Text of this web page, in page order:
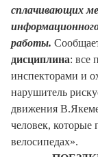
сплачивающих
работы.
дисциплина: все
инспекторами и
нарушитель
движения
человек, которые
велосипедах».